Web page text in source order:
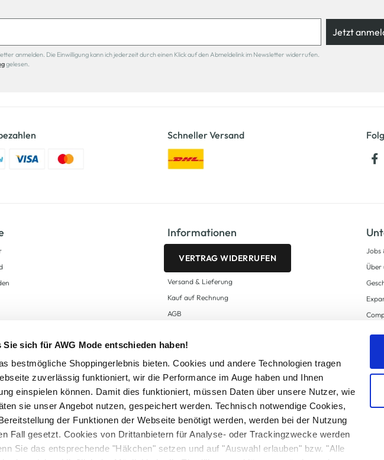
sich für AWG Mode entschieden haben!
bestmögliche Shoppingerlebnis bieten. Cookies und andere Technologien tragen
zuverlässig funktioniert, wir die Performance im Auge haben und Ihnen
einspielen können. Damit dies funktioniert, müssen Daten über unsere Nutzer, wie
sie unser Angebot nutzen, gespeichert werden. Technisch notwendige Cookies,
der Funktionen der Webseite benötigt werden, werden bei der Nutzung
Fall gesetzt. Cookies von Drittanbietern für Analyse- oder Trackingzwecke werden
Sie das entsprechende "Häkchen" setzen und auf "Auswahl erlauben" bzw. "Alle
Jetzt
anmelden. Die Einwilligung kann ich jederzeit durch einen Klick auf den Abmeldelink im Newsletter widerrufen.
gelesen.
Schneller Versand
Informationen
VERTRAG WIDERRUFEN
Versand & Lieferung
Kauf auf Rechnung
AGB
Zahlungsarten
Datenschutz
AWG CARD Teilnahmebedingungen
Jobs
Über
gesetzl. Mehrwertsteuer zzgl.